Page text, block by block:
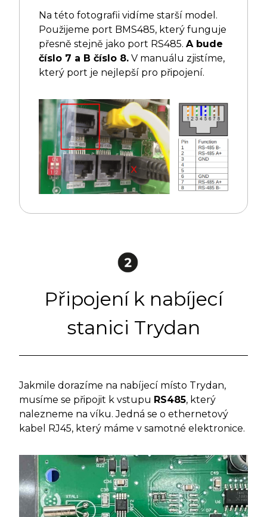
Na této fotografii vidíme starší model.
Použijeme port BMS485, který funguje
přesně stejně jako port RS485. A bude
číslo 7 a B číslo 8. V manuálu zjistíme,
který port je nejlepší pro připojení.
Připojení k nabíjecí
stanici Trydan
Jakmile dorazíme na nabíjecí místo Trydan,
musíme se připojit k vstupu RS485, který
nalezneme na víku. Jedná se o ethernetový
kabel RJ45, který máme v samotné elektronice.